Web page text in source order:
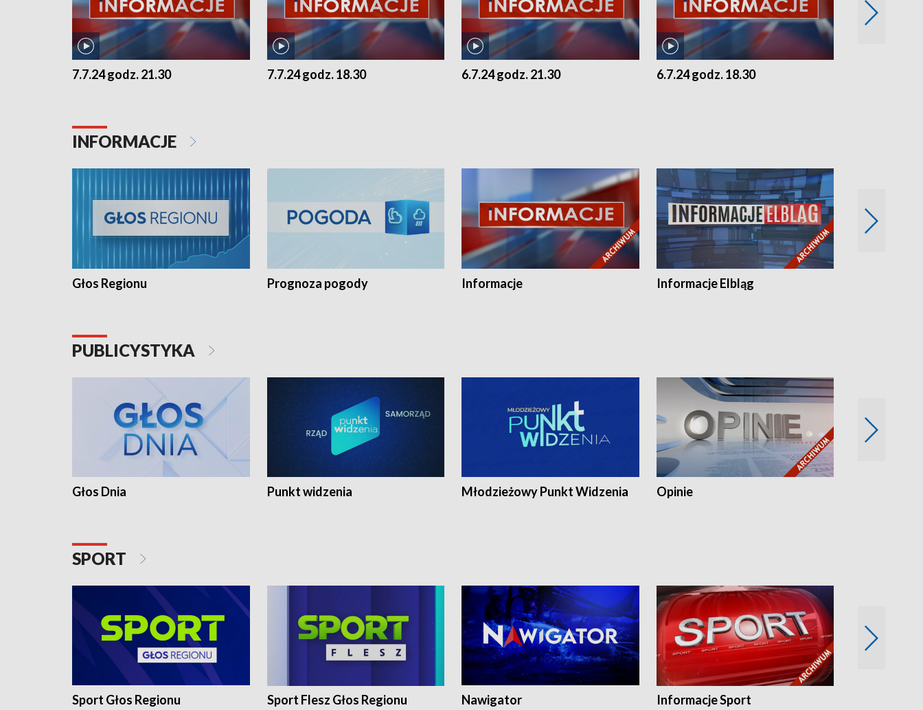
7.7.24 godz. 21.30 7.7.24 godz. 18.30 6.7.24 godz. 21.30 6.7.24 godz. 18.30
INFORMACJE
Głos Regionu Prognoza pogody Informacje Informacje Elbląg
PUBLICYSTYKA
Głos Dnia Punkt widzenia Młodzieżowy Punkt Widzenia Opinie
SPORT
Sport Głos Regionu Sport Flesz Głos Regionu Nawigator Informacje Sport